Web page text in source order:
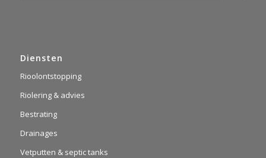
Diensten
Rioolontstopping
Riolering & advies
Bestrating
Drainages
Vetputten & septic tanks